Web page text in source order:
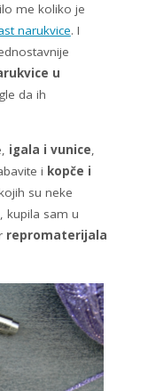
me koliko je
narukvice. I
u
da ih
igala i vunice,
i kopče i
su neke
kupila sam u
repromaterijala